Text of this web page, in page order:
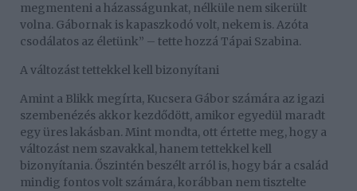
megmenteni a házasságunkat, nélküle nem sikerült
volna. Gábornak is kapaszkodó volt, nekem is. Azóta
csodálatos az életünk” – tette hozzá Tápai Szabina.
A változást tettekkel kell bizonyítani
Amint a Blikk megírta, Kucsera Gábor számára az igazi
szembenézés akkor kezdődött, amikor egyedül maradt
egy üres lakásban. Mint mondta, ott értette meg, hogy a
változást nem szavakkal, hanem tettekkel kell
bizonyítania. Őszintén beszélt arról is, hogy bár a család
mindig fontos volt számára, korábban nem tisztelte